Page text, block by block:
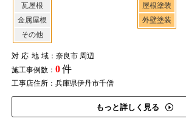
瓦屋根
金属屋根
その他
屋根塗装
外壁塗装
対応地域：奈良市 周辺
施工事例数： 0件
工事店住所：兵庫県伊丹市千僧
もっと詳しく見る